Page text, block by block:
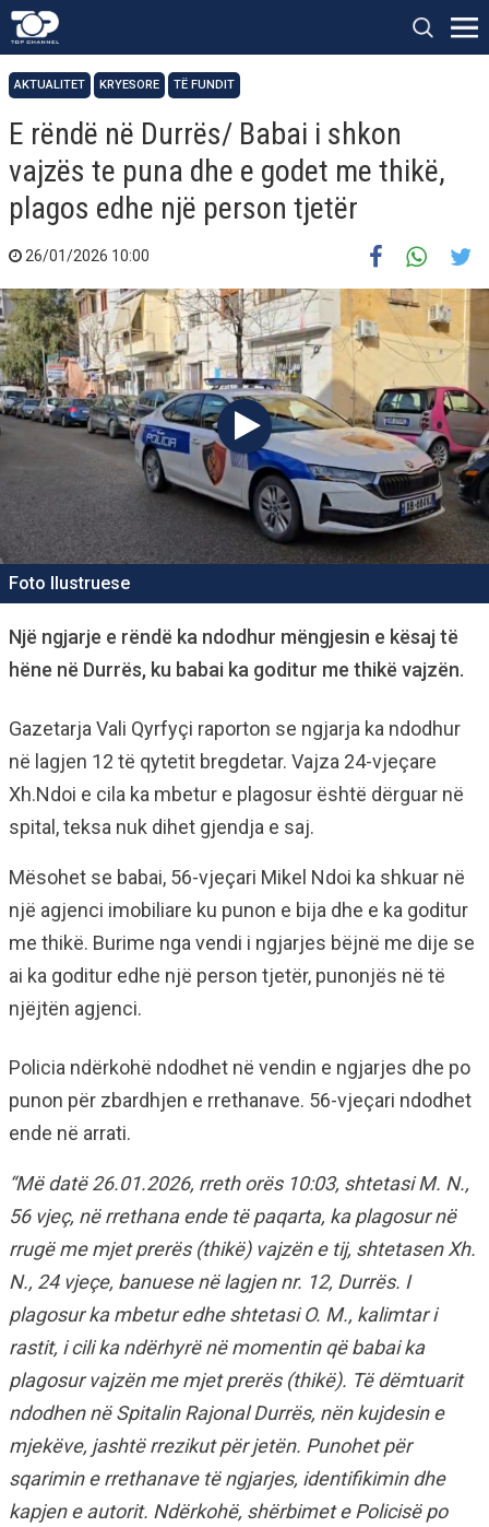
AKTUALITET KRYESORE TË FUNDIT
E rëndë në Durrës/ Babai i shkon
vajzës te puna dhe e godet me thikë,
plagos edhe një person tjetër
26/01/2026 10:00
Foto Ilustruese
Një ngjarje e rëndë ka ndodhur mëngjesin e kësaj të
hëne në Durrës, ku babai ka goditur me thikë vajzën.
Gazetarja Vali Qyrfyçi raporton se ngjarja ka ndodhur
në lagjen 12 të qytetit bregdetar. Vajza 24-vjeçare
Xh.Ndoi e cila ka mbetur e plagosur është dërguar në
spital, teksa nuk dihet gjendja e saj.
Mësohet se babai, 56-vjeçari Mikel Ndoi ka shkuar në
një agjenci imobiliare ku punon e bija dhe e ka goditur
me thikë. Burime nga vendi i ngjarjes bëjnë me dije se
ai ka goditur edhe një person tjetër, punonjës në të
njëjtën agjenci.
Policia ndërkohë ndodhet në vendin e ngjarjes dhe po
punon për zbardhjen e rrethanave. 56-vjeçari ndodhet
ende në arrati.
“Më datë 26.01.2026, rreth orës 10:03, shtetasi M. N.,
56 vjeç, në rrethana ende të paqarta, ka plagosur në
rrugë me mjet prerës (thikë) vajzën e tij, shtetasen Xh.
N., 24 vjeçe, banuese në lagjen nr. 12, Durrës. I
plagosur ka mbetur edhe shtetasi O. M., kalimtar i
rastit, i cili ka ndërhyrë në momentin që babai ka
plagosur vajzën me mjet prerës (thikë). Të dëmtuarit
ndodhen në Spitalin Rajonal Durrës, nën kujdesin e
mjekëve, jashtë rrezikut për jetën. Punohet për
sqarimin e rrethanave të ngjarjes, identifikimin dhe
kapjen e autorit. Ndërkohë, shërbimet e Policisë po